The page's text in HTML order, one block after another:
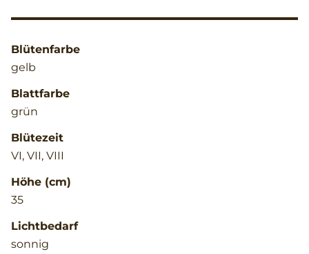
Blütenfarbe
gelb
Blattfarbe
grün
Blütezeit
VI, VII, VIII
Höhe (cm)
35
Lichtbedarf
sonnig